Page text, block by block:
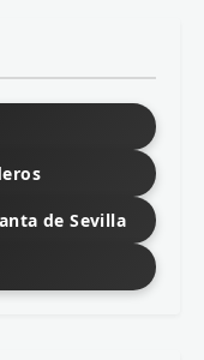
de Sevilla